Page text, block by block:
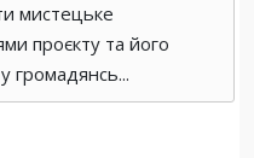
мистецьке
проєкту та його
громадянсь...